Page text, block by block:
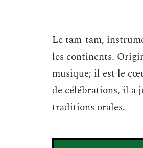
Le tam-tam,
les continents.
musique; il est le
de célébrations, il a
traditions orales.